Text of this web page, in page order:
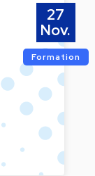
27
Nov.
Formation